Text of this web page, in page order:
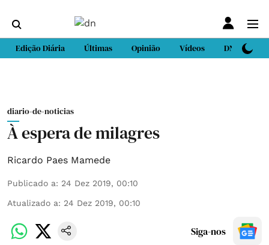
Edição Diária Últimas Opinião Vídeos DN Sport
diario-de-noticias
À espera de milagres
Ricardo Paes Mamede
Publicado a: 24 Dez 2019, 00:10
Atualizado a: 24 Dez 2019, 00:10
Siga-nos